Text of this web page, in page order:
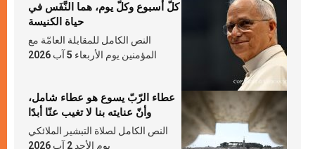
كلّ أسبوع وكلّ يوم، هما النَّفَس في
حياة الكنيسة
النص الكامل للمقابلة العامّة مع
المؤمنين يوم الأربعاء 5 آب 2026
عطاء الرّبّ يسوع هو عطاء شامل،
وأنّ عنايته بنا لا تغيب عنّا أبدًا
النص الكامل لصلاة التبشير الملائكي
يوم الأحد 2 آب 2026